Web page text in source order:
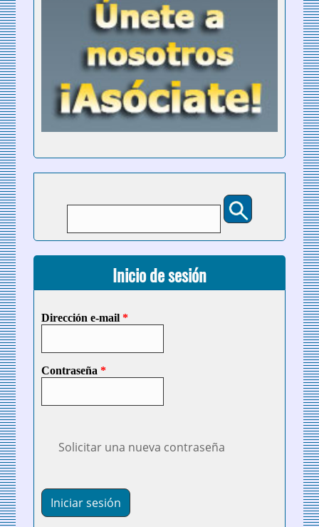
Inicio de sesión
Dirección e-mail *
Contraseña *
Solicitar una nueva contraseña